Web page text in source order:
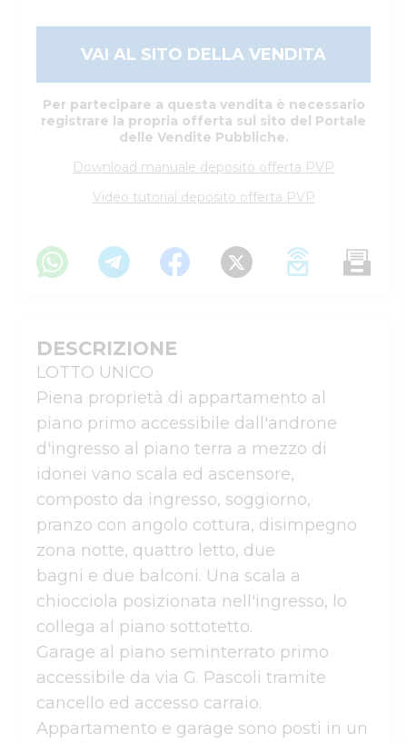
VAI AL SITO DELLA VENDITA
Per partecipare a questa vendita è necessario
registrare la propria offerta sul sito del Portale
delle Vendite Pubbliche.
Download manuale deposito offerta PVP
Video tutorial deposito offerta PVP
DESCRIZIONE
LOTTO UNICO
Piena proprietà di appartamento al
piano primo accessibile dall'androne
d'ingresso al piano terra a mezzo di
idonei vano scala ed ascensore,
composto da ingresso, soggiorno,
pranzo con angolo cottura, disimpegno
zona notte, quattro letto, due
bagni e due balconi. Una scala a
chiocciola posizionata nell'ingresso, lo
collega al piano sottotetto.
Garage al piano seminterrato primo
accessibile da via G. Pascoli tramite
cancello ed accesso carraio.
Appartamento e garage sono posti in un